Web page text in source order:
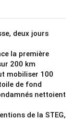
deux jours
la première
200 km
mobiliser 100
de fond
nettoient
de la STEG,